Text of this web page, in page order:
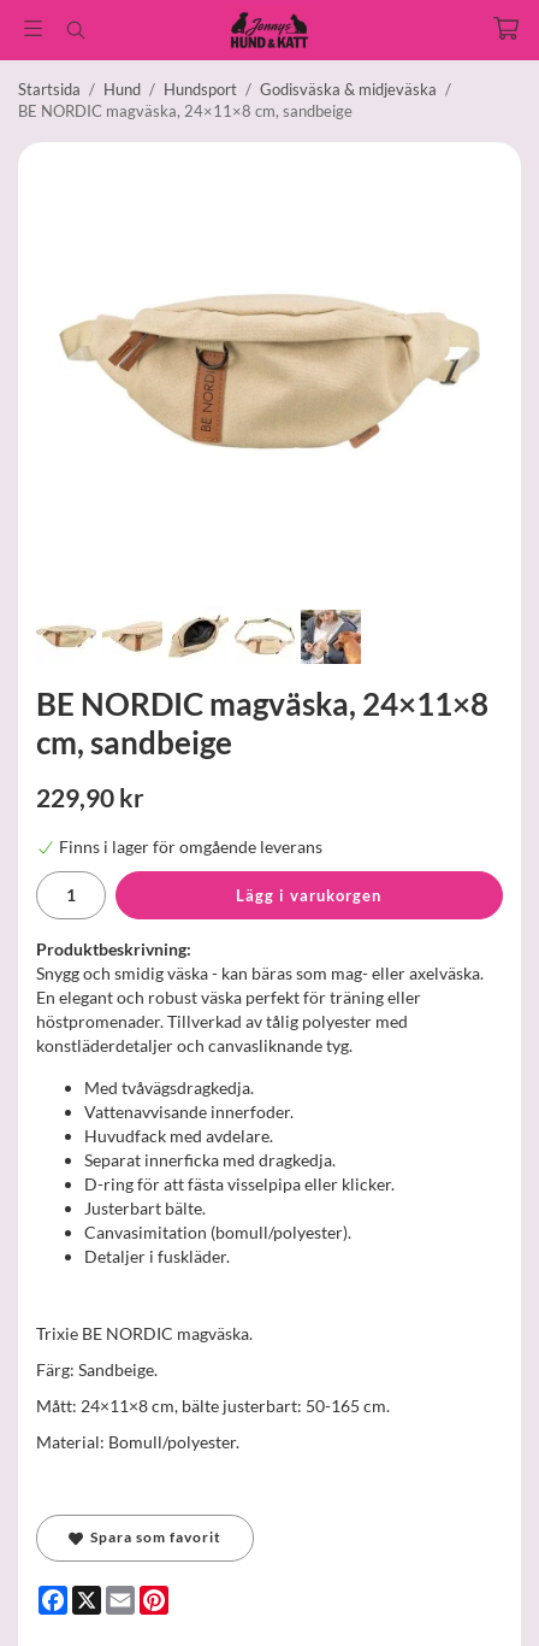
Startsida / Hund / Hundsport / Godisväska & midjeväska /
BE NORDIC magväska, 24×11×8 cm, sandbeige
BE NORDIC magväska, 24×11×8
cm, sandbeige
229,90 kr
Finns i lager för omgående leverans
Lägg i varukorgen
Produktbeskrivning:
Snygg och smidig väska - kan bäras som mag- eller axelväska.
En elegant och robust väska perfekt för träning eller
höstpromenader. Tillverkad av tålig polyester med
konstläderdetaljer och canvasliknande tyg.
Med tvåvägsdragkedja.
Vattenavvisande innerfoder.
Huvudfack med avdelare.
Separat innerficka med dragkedja.
D-ring för att fästa visselpipa eller klicker.
Justerbart bälte.
Canvasimitation (bomull/polyester).
Detaljer i fuskläder.
Trixie BE NORDIC magväska.
Färg: Sandbeige.
Mått: 24×11×8 cm, bälte justerbart: 50-165 cm.
Material: Bomull/polyester.
Spara som favorit
Facebook
X Email